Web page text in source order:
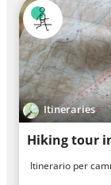
Itineraries
Hiking tour
Itinerario per